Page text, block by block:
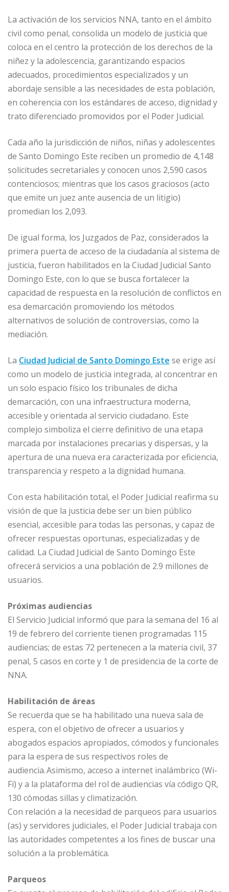
La activación de los servicios NNA, tanto en el ámbito
civil como penal, consolida un modelo de justicia que
coloca en el centro la protección de los derechos de la
niñez y la adolescencia, garantizando espacios
adecuados, procedimientos especializados y un
abordaje sensible a las necesidades de esta población,
en coherencia con los estándares de acceso, dignidad y
trato diferenciado promovidos por el Poder Judicial.
Cada año la jurisdicción de niños, niñas y adolescentes
de Santo Domingo Este reciben un promedio de 4,148
solicitudes secretariales y conocen unos 2,590 casos
contenciosos; mientras que los casos graciosos (acto
que emite un juez ante ausencia de un litigio)
promedian los 2,093.
De igual forma, los Juzgados de Paz, considerados la
primera puerta de acceso de la ciudadanía al sistema de
justicia, fueron habilitados en la Ciudad Judicial Santo
Domingo Este, con lo que se busca fortalecer la
capacidad de respuesta en la resolución de conflictos en
esa demarcación promoviendo los métodos
alternativos de solución de controversias, como la
mediación.
La Ciudad Judicial de Santo Domingo Este se erige así
como un modelo de justicia integrada, al concentrar en
un solo espacio físico los tribunales de dicha
demarcación, con una infraestructura moderna,
accesible y orientada al servicio ciudadano. Este
complejo simboliza el cierre definitivo de una etapa
marcada por instalaciones precarias y dispersas, y la
apertura de una nueva era caracterizada por eficiencia,
transparencia y respeto a la dignidad humana.
Con esta habilitación total, el Poder Judicial reafirma su
visión de que la justicia debe ser un bien público
esencial, accesible para todas las personas, y capaz de
ofrecer respuestas oportunas, especializadas y de
calidad. La Ciudad Judicial de Santo Domingo Este
ofrecerá servicios a una población de 2.9 millones de
usuarios.
Próximas audiencias
El Servicio Judicial informó que para la semana del 16 al
19 de febrero del corriente tienen programadas 115
audiencias; de estas 72 pertenecen a la materia civil, 37
penal, 5 casos en corte y 1 de presidencia de la corte de
NNA.
Habilitación de áreas
Se recuerda que se ha habilitado una nueva sala de
espera, con el objetivo de ofrecer a usuarios y
abogados espacios apropiados, cómodos y funcionales
para la espera de sus respectivos roles de
audiencia. Asimismo, acceso a internet inalámbrico (Wi-
Fi) y a la plataforma del rol de audiencias vía código QR,
130 cómodas sillas y climatización.
Con relación a la necesidad de parqueos para usuarios
(as) y servidores judiciales, el Poder Judicial trabaja con
las autoridades competentes a los fines de buscar una
solución a la problemática.
Parqueos